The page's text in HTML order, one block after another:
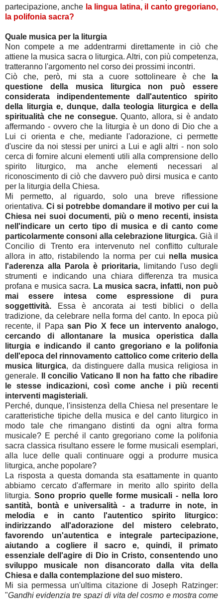
partecipazione, anche la lingua latina, il canto gregoriano,
la polifonia sacra?
Quale musica per la liturgia
Non compete a me addentrarmi direttamente in ciò che
attiene la musica sacra o liturgica. Altri, con più competenza,
tratteranno l'argomento nel corso dei prossimi incontri.
Ciò che, però, mi sta a cuore sottolineare è che la
questione della musica liturgica non può essere
considerata indipendentemente dall'autentico spirito
della liturgia e, dunque, dalla teologia liturgica e della
spiritualità che ne consegue. Quanto, allora, si è andato
affermando - ovvero che la liturgia è un dono di Dio che a
Lui ci orienta e che, mediante l'adorazione, ci permette
d'uscire da noi stessi per unirci a Lui e agli altri - non solo
cerca di fornire alcuni elementi utili alla comprensione dello
spirito liturgico, ma anche elementi necessari al
riconoscimento di ciò che davvero può dirsi musica e canto
per la liturgia della Chiesa.
Mi permetto, al riguardo, solo una breve riflessione
orientativa. Ci si potrebbe domandare il motivo per cui la
Chiesa nei suoi documenti, più o meno recenti, insista
nell'indicare un certo tipo di musica e di canto come
particolarmente consoni alla celebrazione liturgica. Già il
Concilio di Trento era intervenuto nel conflitto culturale
allora in atto, ristabilendo la norma per cui nella musica
l'aderenza alla Parola è prioritaria, limitando l'uso degli
strumenti e indicando una chiara differenza tra musica
profana e musica sacra. La musica sacra, infatti, non può
mai essere intesa come espressione di pura
soggettività. Essa è ancorata ai testi biblici o della
tradizione, da celebrare nella forma del canto. In epoca più
recente, il Papa san Pio X fece un intervento analogo,
cercando di allontanare la musica operistica dalla
liturgia e indicando il canto gregoriano e la polifonia
dell'epoca del rinnovamento cattolico come criterio della
musica liturgica, da distinguere dalla musica religiosa in
generale.
Il concilio Vaticano II non ha fatto che ribadire
le stesse indicazioni, così come anche i più recenti
interventi magisteriali.
Perché, dunque, l'insistenza della Chiesa nel presentare le
caratteristiche tipiche della musica e del canto liturgico in
modo tale che rimangano distinti da ogni altra forma
musicale? E perché il canto gregoriano come la polifonia
sacra classica risultano essere le forme musicali esemplari,
alla luce delle quali continuare oggi a produrre musica
liturgica, anche popolare?
La risposta a questa domanda sta esattamente in quanto
abbiamo cercato d'affermare in merito allo spirito della
liturgia. Sono proprio quelle forme musicali - nella loro
santità, bontà e universalità - a tradurre in note, in
melodia e in canto l'autentico spirito liturgico:
indirizzando all'adorazione del mistero celebrato,
favorendo un'autentica e integrale partecipazione,
aiutando a cogliere il sacro e, quindi, il primato
essenziale dell'agire di Dio in Cristo, consentendo uno
sviluppo musicale non disancorato dalla vita della
Chiesa e dalla contemplazione del suo mistero.
Mi sia permessa un'ultima citazione di Joseph Ratzinger:
"Gandhi evidenzia tre spazi di vita del cosmo e mostra come